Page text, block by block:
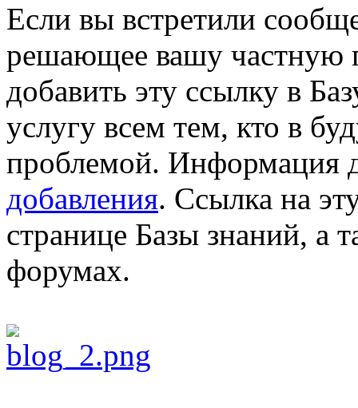
Если вы встретили
решающее вашу частную
добавить эту ссылку в
услугу всем тем, кто в
проблемой. Информация
добавления. Ссылка на
странице Базы знаний, а
форумах.